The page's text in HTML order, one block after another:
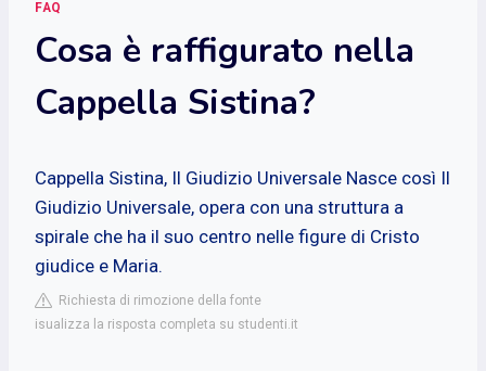
FAQ
Cosa è raffigurato nella
Cappella Sistina?
Cappella Sistina, Il Giudizio Universale Nasce così Il
Giudizio Universale, opera con una struttura a
spirale che ha il suo centro nelle figure di Cristo
giudice e Maria.
Richiesta di rimozione della fonte
isualizza la risposta completa su studenti.it